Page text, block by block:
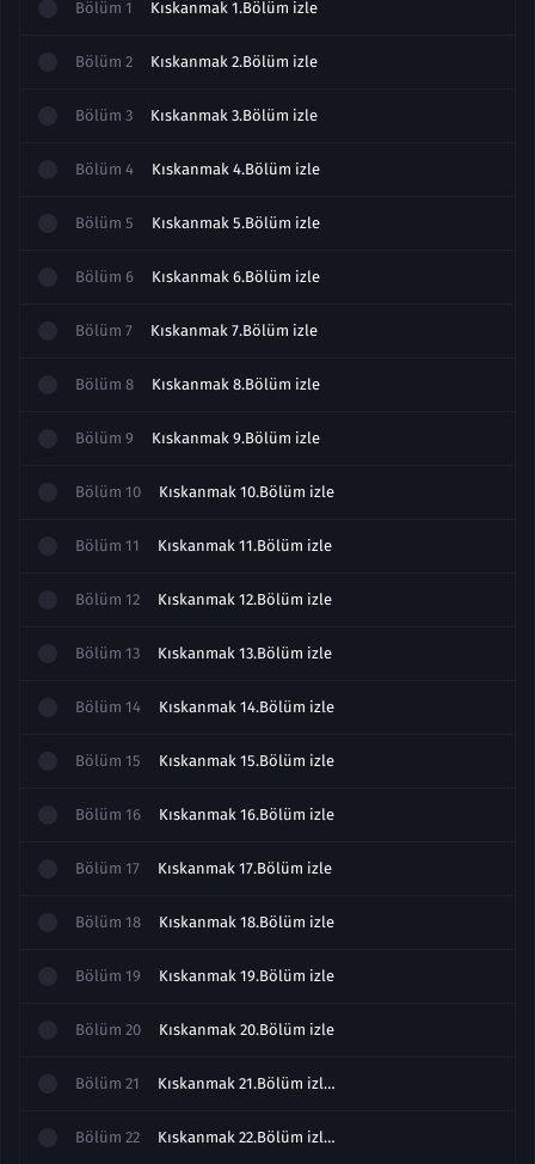
Bölüm 1 Kıskanmak 1.Bölüm izle
Bölüm 2 Kıskanmak 2.Bölüm izle
Bölüm 3 Kıskanmak 3.Bölüm izle
Bölüm 4 Kıskanmak 4.Bölüm izle
Bölüm 5 Kıskanmak 5.Bölüm izle
Bölüm 6 Kıskanmak 6.Bölüm izle
Bölüm 7 Kıskanmak 7.Bölüm izle
Bölüm 8 Kıskanmak 8.Bölüm izle
Bölüm 9 Kıskanmak 9.Bölüm izle
Bölüm 10 Kıskanmak 10.Bölüm izle
Bölüm 11 Kıskanmak 11.Bölüm izle
Bölüm 12 Kıskanmak 12.Bölüm izle
Bölüm 13 Kıskanmak 13.Bölüm izle
Bölüm 14 Kıskanmak 14.Bölüm izle
Bölüm 15 Kıskanmak 15.Bölüm izle
Bölüm 16 Kıskanmak 16.Bölüm izle
Bölüm 17 Kıskanmak 17.Bölüm izle
Bölüm 18 Kıskanmak 18.Bölüm izle
Bölüm 19 Kıskanmak 19.Bölüm izle
Bölüm 20 Kıskanmak 20.Bölüm izle
Bölüm 21 Kıskanmak 21.Bölüm izle Full
Bölüm 22 Kıskanmak 22.Bölüm izle Full